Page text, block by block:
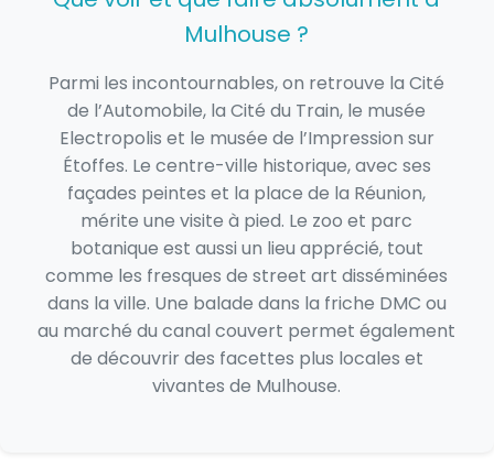
Mulhouse ?
Parmi les incontournables, on retrouve la Cité
de l’Automobile, la Cité du Train, le musée
Electropolis et le musée de l’Impression sur
Étoffes. Le centre-ville historique, avec ses
façades peintes et la place de la Réunion,
mérite une visite à pied. Le zoo et parc
botanique est aussi un lieu apprécié, tout
comme les fresques de street art disséminées
dans la ville. Une balade dans la friche DMC ou
au marché du canal couvert permet également
de découvrir des facettes plus locales et
vivantes de Mulhouse.